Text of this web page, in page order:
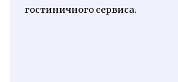
гостиничного сервиса.